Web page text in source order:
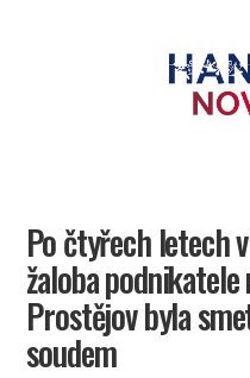
Po čtyřech letech
žaloba
Prostějov byla
soudem